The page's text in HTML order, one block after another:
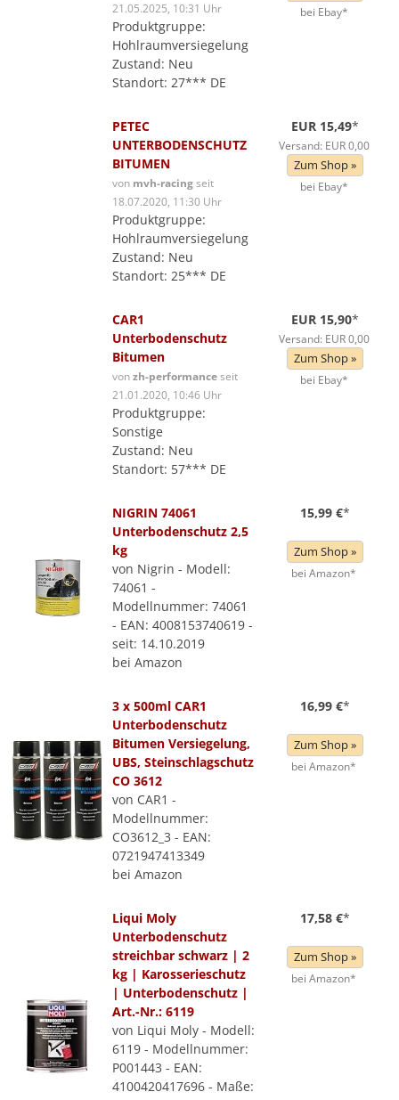
21.05.2025, 10:31 Uhr
Produktgruppe:
Hohlraumversiegelung
Zustand: Neu
Standort: 27*** DE
bei Ebay*
PETEC
UNTERBODENSCHUTZ
BITUMEN
von mvh-racingseit
18.07.2020, 11:30 Uhr
Produktgruppe:
Hohlraumversiegelung
Zustand: Neu
Standort: 25*** DE
EUR 15,49*
Versand: EUR 0,00
Zum Shop »
bei Ebay*
CAR1
Unterbodenschutz
Bitumen
vonzh-performanceseit
21.01.2020, 10:46 Uhr
Produktgruppe:
Sonstige
Zustand: Neu
Standort: 57*** DE
EUR 15,90*
Versand: EUR 0,00
Zum Shop »
bei Ebay*
NIGRIN 74061
Unterbodenschutz 2,5
kg
von Nigrin - Modell:
74061 -
Modellnummer: 74061
- EAN: 4008153740619 -
seit: 14.10.2019
bei Amazon
15,99 €*
Zum Shop »
bei Amazon*
3 x 500ml CAR1
Unterbodenschutz
Bitumen Versiegelung,
UBS, Steinschlagschutz
CO 3612
von CAR1 -
Modellnummer:
CO3612_3 - EAN:
0721947413349
bei Amazon
16,99 €*
Zum Shop »
bei Amazon*
Liqui Moly
Unterbodenschutz
streichbar schwarz | 2
kg | Karosserieschutz
| Unterbodenschutz |
Art.-Nr.: 6119
von Liqui Moly - Modell:
6119 - Modellnummer:
P001443 - EAN:
4100420417696 - Maße:
17,58 €*
Zum Shop »
bei Amazon*